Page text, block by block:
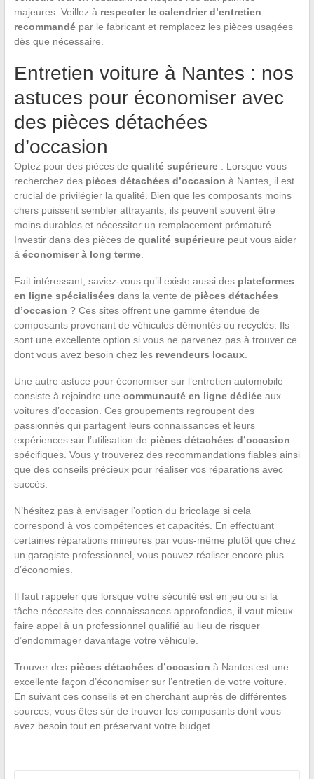
majeures. Veillez à respecter le calendrier d’entretien
recommandépar le fabricant et remplacez les pièces usagées
dès que nécessaire.
Entretien voiture à Nantes : nos
astuces pour économiser avec
des pièces détachées
d’occasion
Optez pour des pièces de qualité supérieure: Lorsque vous
recherchez des pièces détachées d’occasion à Nantes, il est
crucial de privilégier la qualité. Bien que les composants moins
chers puissent sembler attrayants, ils peuvent souvent être
moins durables et nécessiter un remplacement prématuré.
Investir dans des pièces de qualité supérieurepeut vous aider
à économiser à long terme.
Fait intéressant, saviez-vous qu’il existe aussi des plateformes
en ligne spécialisées dans la vente de pièces détachées
d’occasion ? Ces sites offrent une gamme étendue de
composants provenant de véhicules démontés ou recyclés. Ils
sont une excellente option si vous ne parvenez pas à trouver ce
dont vous avez besoin chez les revendeurs locaux.
Une autre astuce pour économiser sur l’entretien automobile
consiste à rejoindre une communauté en ligne dédiéeaux
voitures d’occasion. Ces groupements regroupent des
passionnés qui partagent leurs connaissances et leurs
expériences sur l’utilisation de pièces détachées d’occasion
spécifiques. Vous y trouverez des recommandations fiables ainsi
que des conseils précieux pour réaliser vos réparations avec
succès.
N’hésitez pas à envisager l’option du bricolage si cela
correspond à vos compétences et capacités. En effectuant
certaines réparations mineures par vous-même plutôt que chez
un garagiste professionnel, vous pouvez réaliser encore plus
d’économies.
Il faut rappeler que lorsque votre sécurité est en jeu ou si la
tâche nécessite des connaissances approfondies, il vaut mieux
faire appel à un professionnel qualifié au lieu de risquer
d’endommager davantage votre véhicule.
Trouver des pièces détachées d’occasion à Nantes est une
excellente façon d’économiser sur l’entretien de votre voiture.
En suivant ces conseils et en cherchant auprès de différentes
sources, vous êtes sûr de trouver les composants dont vous
avez besoin tout en préservant votre budget.